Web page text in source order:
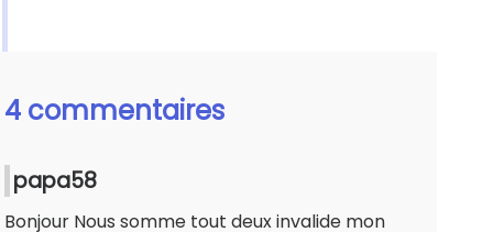
4 commentaires
papa58
Bonjour Nous somme tout deux invalide mon